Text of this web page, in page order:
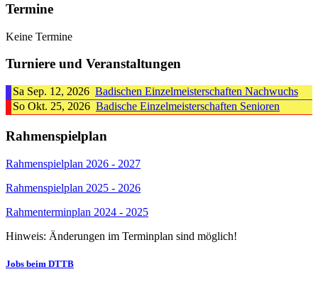
Termine
Keine Termine
Turniere und Veranstaltungen
Sa Sep. 12, 2026 Badischen Einzelmeisterschaften Nachwuchs
So Okt. 25, 2026 Badische Einzelmeisterschaften Senioren
Rahmenspielplan
Rahmenspielplan 2026 - 2027
Rahmenspielplan 2025 - 2026
Rahmenterminplan 2024 - 2025
Hinweis: Änderungen im Terminplan sind möglich!
Jobs beim DTTB